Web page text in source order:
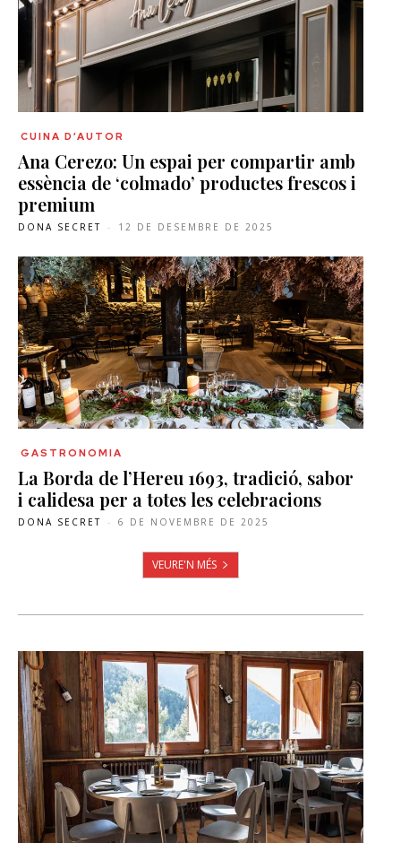
CUINA D’AUTOR
Ana Cerezo: Un espai per compartir amb
essència de ‘colmado’ productes frescos i
premium
DONA SECRET - 12 DE DESEMBRE DE 2025
GASTRONOMIA
La Borda de l’Hereu 1693, tradició, sabor
i calidesa per a totes les celebracions
DONA SECRET - 6 DE NOVEMBRE DE 2025
VEURE'N MÉS